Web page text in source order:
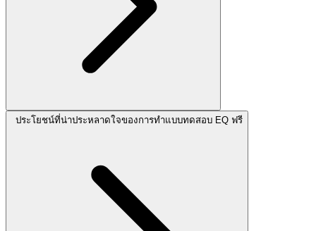
ประโยชน์ที่น่าประหลาดใจของการทำแบบทดสอบ EQ ฟรี